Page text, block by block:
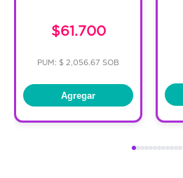
$61.700
PUM: $ 2,056.67 SOB
Agregar